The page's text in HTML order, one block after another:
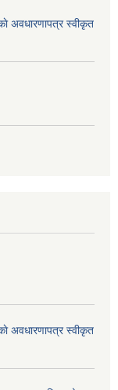
अवधारणापत्र स्वीकृत
अवधारणापत्र स्वीकृत